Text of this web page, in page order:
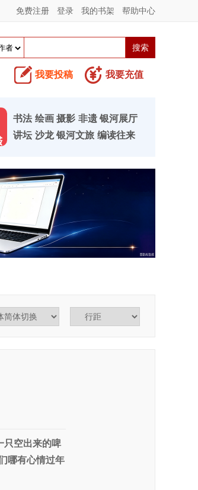
免费注册 登录 我的书架 帮助中心
我要投稿 我要充值
书法 绘画 摄影 非遗 银河展厅
讲坛 沙龙 银河文旅 编读往来
只空出来的啤
哪有心情过年